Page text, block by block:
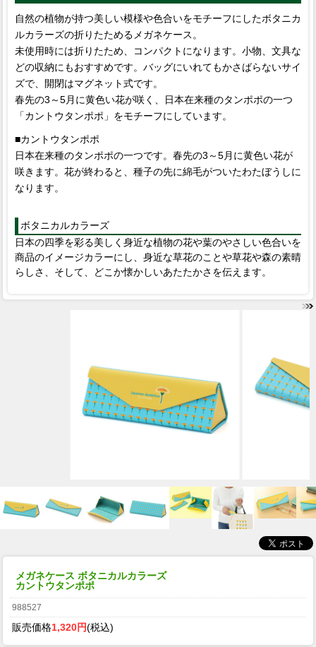
自然の植物が持つ美しい模様や色合いをモチーフにしたボタニカ
ルカラーズの折りたためるメガネケース。
未使用時には折りたため、コンパクトになります。小物、文具な
どの収納にもおすすめです。バッグにいれてもかさばらないサイ
ズで、開閉はマグネット式です。
春先の3～5月に黄色い花が咲く、日本在来種のタンポポの一つ
「カントウタンポポ」をモチーフにしています。
■カントウタンポポ
日本在来種のタンポポの一つです。春先の3～5月に黄色い花が
咲きます。花が終わると、種子の先に綿毛がついたわたぼうしに
なります。
ボタニカルカラーズ
日本の四季を彩る美しく身近な植物の花や葉のやさしい色合いを
商品のイメージカラーにし、身近な草花のことや草花や森の素晴
らしさ、そして、どこか懐かしいあたたかさを伝えます。
メガネケース ボタニカルカラーズ
カントウタンポポ
988527
販売価格1,320円(税込)